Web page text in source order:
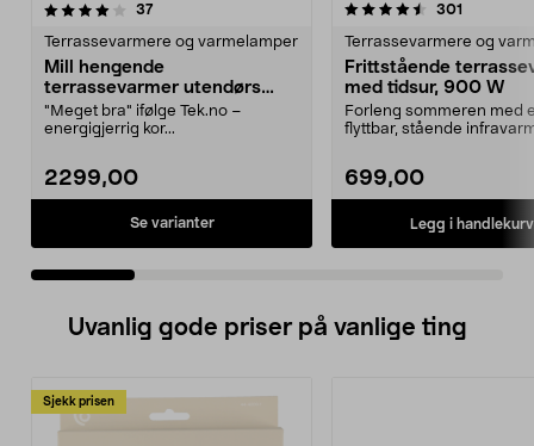
37anmeldelser
Terrassevarmere og varmelamper
Mill hengende
terrassevarmer utendørs
CB2000PLUSS
"Meget bra" ifølge Tek.no –
energigjerrig kor...
2299,00
Se varianter
4.5 av 5 stjerner 301
Terrassevarmere og
Frittstående
med tidsur, 900 W
Forleng sommeren med
flyttbar, stående
699,00
Legg i handlekurv
3.5 av 5 stjerner
Uvanlig gode priser på vanlige ting
Sjekk prisen